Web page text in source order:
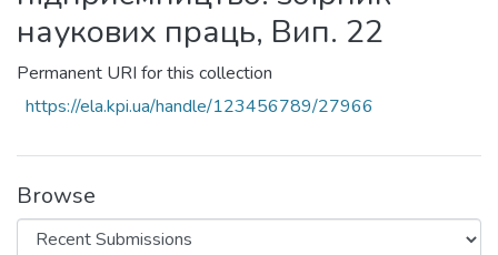
наукових праць, Вип. 22
Permanent URI for this collection
https://ela.kpi.ua/handle/123456789/27966
Browse